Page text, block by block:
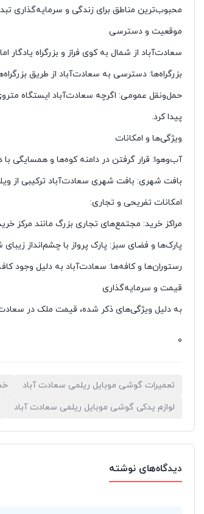
محبوب‌ترین مناطق برای زندگی و سرمایه‌گذاری
موقعیت و دسترسی
سعادت‌آباد از شمال به کوی فراز و بزرگراه
بزرگراه‌ها: دسترسی به سعادت‌آباد از طریق
حمل‌ونقل عمومی: اگرچه سعادت‌آباد ایستگاه
پیدا کرد.
ویژگی‌ها و امکانات
آب‌وهوا: قرار گرفتن در دامنه کوه‌ها و همسایگی
بافت شهری: بافت شهری سعادت‌آباد ترکیبی از
امکانات تفریحی و تجاری:
مراکز خرید: مجتمع‌های تجاری بزرگ مانند مرکز
پارک‌ها و فضای سبز: پارک پرواز با چشم‌انداز
رستوران‌ها و کافه‌ها: سعادت‌آباد به دلیل وجود
قیمت و سرمایه‌گذاری
به دلیل ویژگی‌های ذکر شده، قیمت ملک در
0
تعمیرات گوشی موبایل ریلمی سعادت آباد
لوازم یدکی گوشی موبایل ریلمی سعادت آباد
دیدگاه‌های نوشته